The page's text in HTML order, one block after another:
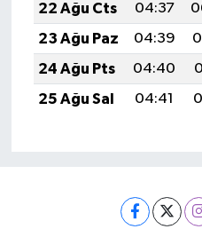
22 Ağu Cts
04:37
23 Ağu Paz
04:39
24 Ağu Pts
04:40
25 Ağu Sal
04:41